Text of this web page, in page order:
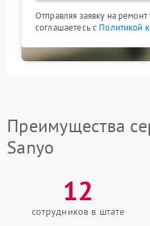
Отправляя заявку на
соглашаетесь с Политикой
Преимущества
Sanyo
12
сотрудников в штате